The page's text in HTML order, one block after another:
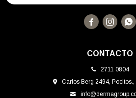
CONTACTO
2711 0804
Carlos Berg 2494,
  